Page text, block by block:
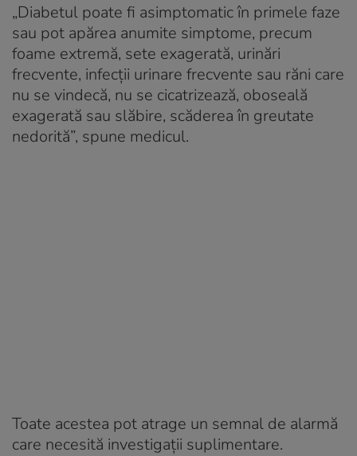
„Diabetul poate fi asimptomatic în primele faze
sau pot apărea anumite simptome, precum
foame extremă, sete exagerată, urinări
frecvente, infecţii urinare frecvente sau răni care
nu se vindecă, nu se cicatrizează, oboseală
exagerată sau slăbire, scăderea în greutate
nedorită”, spune medicul.
Toate acestea pot atrage un semnal de alarmă
care necesită investigaţii suplimentare.